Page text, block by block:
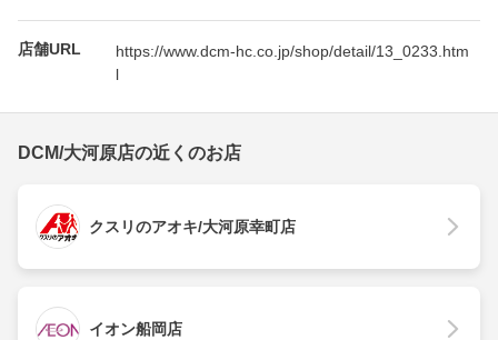
店舗URL
https://www.dcm-hc.co.jp/shop/detail/13_0233.htm
l
DCM/大河原店の近くのお店
クスリのアオキ/大河原幸町店
イオン船岡店